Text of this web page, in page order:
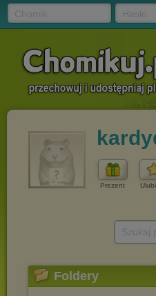
Prezent
Foldery